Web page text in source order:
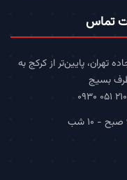
تماس
تهران، پایین‌تر از کرکج به
بسیج
۰۵۱ ۲۱۰۰